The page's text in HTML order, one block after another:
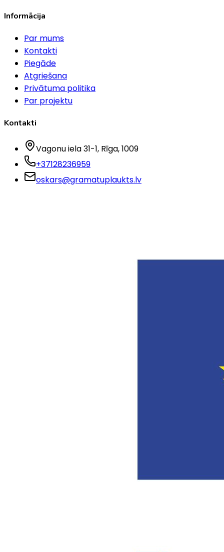
Informācija
Par mums
Kontakti
Piegāde
Atgriešana
Privātuma politika
Par projektu
Kontakti
Vagonu iela 31-1, Rīga, 1009
+37128236959
oskars@gramatuplaukts.lv